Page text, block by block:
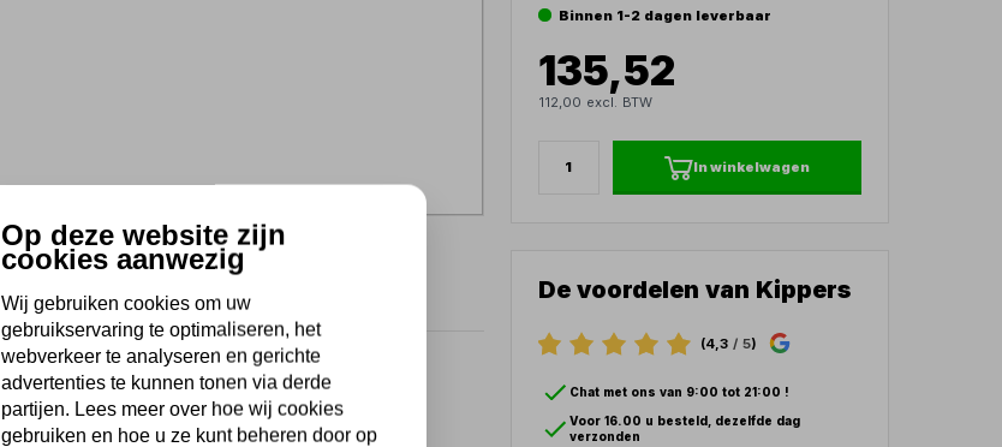
Binnen 1-2 dagen leverbaar
135,52
112,00 excl. BTW
In winkelwagen
De voordelen van Kippers
(4,3 / 5)
Chat met ons van 9:00 tot 21:00 !
Voor 16.00 u besteld, dezelfde dag
verzonden
Op deze website zijn
cookies aanwezig
Wij gebruiken cookies om uw
gebruikservaring te optimaliseren, het
webverkeer te analyseren en gerichte
advertenties te kunnen tonen via derde
partijen. Lees meer over hoe wij cookies
gebruiken en hoe u ze kunt beheren door op